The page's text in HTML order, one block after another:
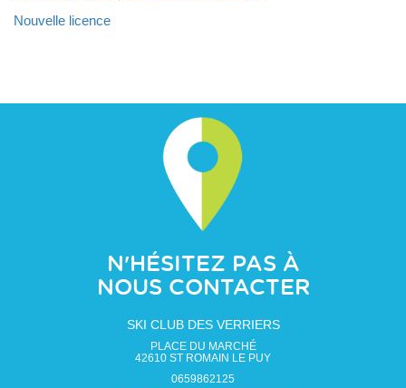
Nouvelle licence
N'HÉSITEZ PAS À
NOUS CONTACTER
SKI CLUB DES VERRIERS
PLACE DU MARCHÉ
42610 ST ROMAIN LE PUY
0659862125